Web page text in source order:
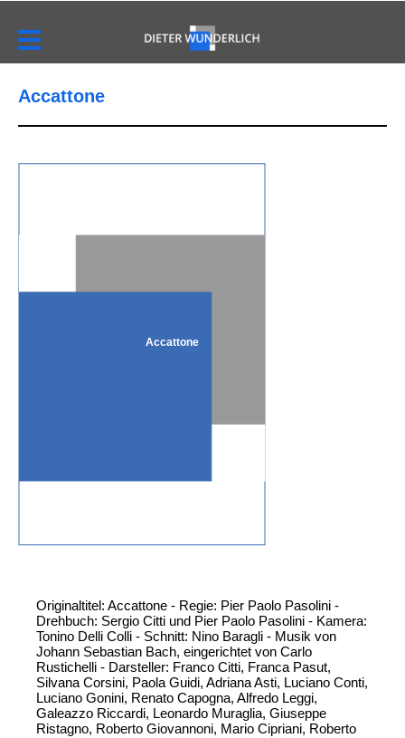
Accattone
Accattone
Originaltitel: Accattone - Regie: Pier Paolo Pasolini -
Drehbuch: Sergio Citti und Pier Paolo Pasolini - Kamera:
Tonino Delli Colli - Schnitt: Nino Baragli - Musik von
Johann Sebastian Bach, eingerichtet von Carlo
Rustichelli - Darsteller: Franco Citti, Franca Pasut,
Silvana Corsini, Paola Guidi, Adriana Asti, Luciano Conti,
Luciano Gonini, Renato Capogna, Alfredo Leggi,
Galeazzo Riccardi, Leonardo Muraglia, Giuseppe
Ristagno, Roberto Giovannoni, Mario Cipriani, Roberto